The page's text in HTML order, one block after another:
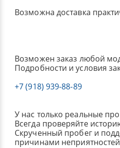
Возможна доставка
Возможен заказ любой
Подробности и условия
+7 (918) 939-88-89
У нас только реальные
Всегда проверяйте
Скрученный пробег и
причинами